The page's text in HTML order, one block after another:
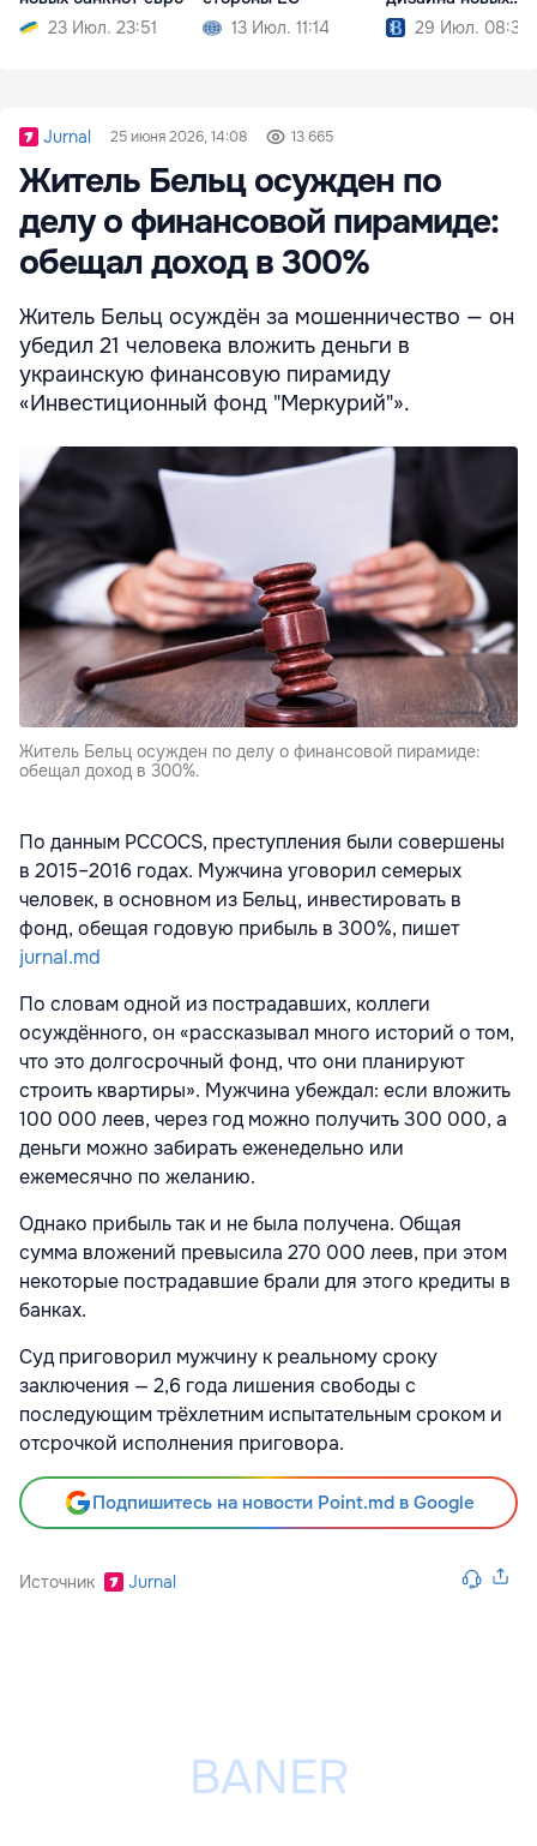
23 Июл. 23:51
13 Июл. 11:14
банкнот евро
29 Июл. 08:39
Jurnal 25 июня 2026, 14:08 13 665
Житель Бельц осужден по
делу о финансовой пирамиде:
обещал доход в 300%
Житель Бельц осуждён за мошенничество — он
убедил 21 человека вложить деньги в
украинскую финансовую пирамиду
«Инвестиционный фонд "Меркурий"».
Житель Бельц осужден по делу о финансовой пирамиде:
обещал доход в 300%.
По данным PCCOCS, преступления были совершены
в 2015–2016 годах. Мужчина уговорил семерых
человек, в основном из Бельц, инвестировать в
фонд, обещая годовую прибыль в 300%, пишет
jurnal.md
По словам одной из пострадавших, коллеги
осуждённого, он «рассказывал много историй о том,
что это долгосрочный фонд, что они планируют
строить квартиры». Мужчина убеждал: если вложить
100 000 леев, через год можно получить 300 000, а
деньги можно забирать еженедельно или
ежемесячно по желанию.
Однако прибыль так и не была получена. Общая
сумма вложений превысила 270 000 леев, при этом
некоторые пострадавшие брали для этого кредиты в
банках.
Суд приговорил мужчину к реальному сроку
заключения — 2,6 года лишения свободы с
последующим трёхлетним испытательным сроком и
отсрочкой исполнения приговора.
Подпишитесь на новости Point.md в Google
Источник Jurnal